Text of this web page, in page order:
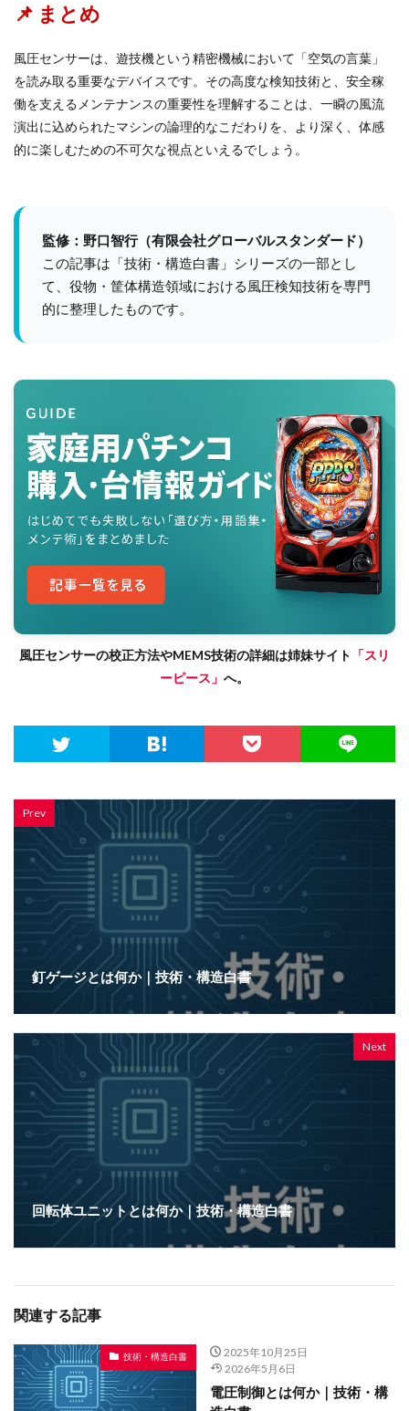
📌 まとめ
風圧センサーは、遊技機という精密機械において「空気の言葉」
を読み取る重要なデバイスです。その高度な検知技術と、安全稼
働を支えるメンテナンスの重要性を理解することは、一瞬の風流
演出に込められたマシンの論理的なこだわりを、より深く、体感
的に楽しむための不可欠な視点といえるでしょう。
監修：野口智行（有限会社グローバルスタンダード）
この記事は「技術・構造白書」シリーズの一部とし
て、役物・筐体構造領域における風圧検知技術を専門
的に整理したものです。
風圧センサーの校正方法やMEMS技術の詳細は姉妹サイト 「スリ
ーピース」 へ。
Prev
釘ゲージとは何か｜技術・構造白書
Next
回転体ユニットとは何か｜技術・構造白書
関連する記事
技術・構造白書
2025年10月25日
2026年5月6日
電圧制御とは何か｜技術・構